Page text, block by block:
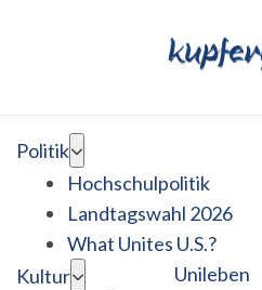
Politik
Hochschulpolitik
Landtagswahl 2026
What Unites U.S.?
Kultur
Unileben